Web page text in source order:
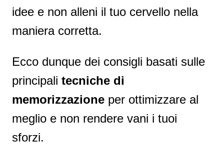
idee e non alleni il tuo cervello nella
maniera corretta.
Ecco dunque dei consigli basati sulle
principali tecniche di
memorizzazione per ottimizzare al
meglio e non rendere vani i tuoi
sforzi.